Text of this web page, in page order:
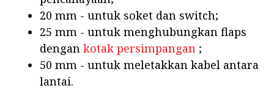
20 mm - untuk soket dan switch;
25 mm - untuk menghubungkan flaps
dengan kotak persimpangan ;
50 mm - untuk meletakkan kabel antara
lantai.